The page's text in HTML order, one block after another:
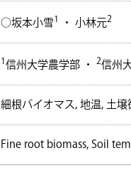
○坂本小雪1 ・ 小林元2
1信州大学農学部 ・ 2信州
細根バイオマス, 地温, 土壌
Fine root biomass, Soil